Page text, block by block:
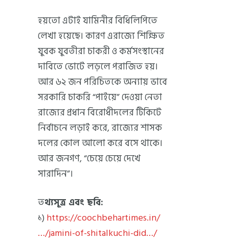
হয়তো এটাই যামিনীর বিধিলিপিতে
লেখা হয়েছে। কারণ এরাজ্যে শিক্ষিত
যুবক যুবতীরা চাকরী ও কর্মসংস্থানের
দাবিতে ভোটে লড়লে পরাজিত হয়।
আর ৬২ জন পরিচিতকে অন্যায় ভাবে
সরকারি চাকরি “পাইয়ে” দেওয়া নেতা
রাজ্যের প্রধান বিরোধীদলের টিকিটে
নির্বাচনে লড়াই করে, রাজ্যের শাসক
দলের কোল আলো করে বসে থাকে।
আর জনগণ, “চেয়ে চেয়ে দেখে
সারাদিন”।
তথ্যসূত্র এবং ছবি:
১) https://coochbehartimes.in/
…/jamini-of-shitalkuchi-did…/